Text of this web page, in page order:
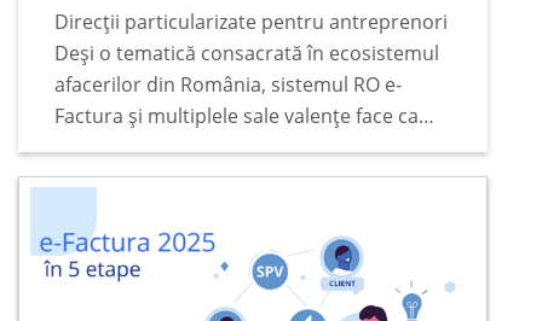
Direcții particularizate pentru antreprenori
Deși o tematică consacrată în ecosistemul
afacerilor din România, sistemul RO e-
Factura și multiplele sale valențe face ca
subiectul să rămână constant pe podiumul
principalelor interese ale antreprenorilor,
împrejurări fiscale.…